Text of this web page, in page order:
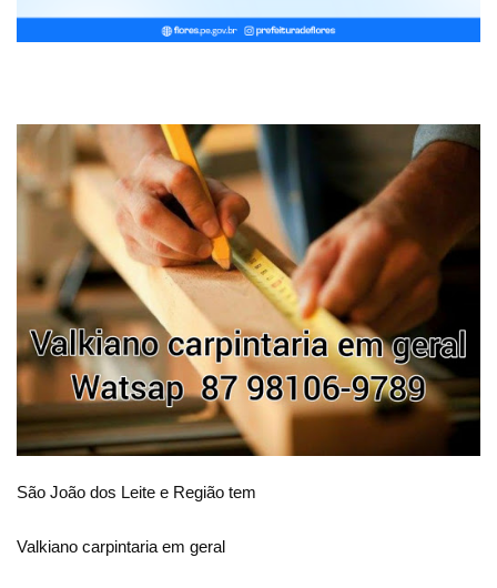
São João dos Leite e Região tem
Valkiano carpintaria em geral